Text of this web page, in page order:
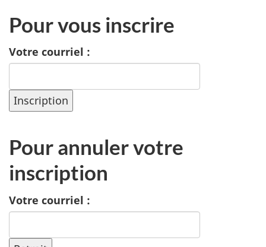
Pour vous inscrire
Votre courriel :
Pour annuler votre
inscription
Votre courriel :